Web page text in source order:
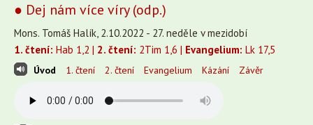
● Dej nám více víry (odp.)
Mons. Tomáš Halík, 2.10.2022 - 27. neděle v mezidobí
1. čtení: Hab 1,2 | 2. čtení: 2Tim 1,6 | Evangelium: Lk 17,5
Úvod 1. čtení 2. čtení Evangelium Kázání Závěr